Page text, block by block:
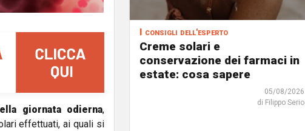
giornata odierna,
effettuati, ai quali si
I consigli dell'esperto
Creme solari e
conservazione dei farmaci in
estate: cosa sapere
05/08/2026
di Filippo Serio